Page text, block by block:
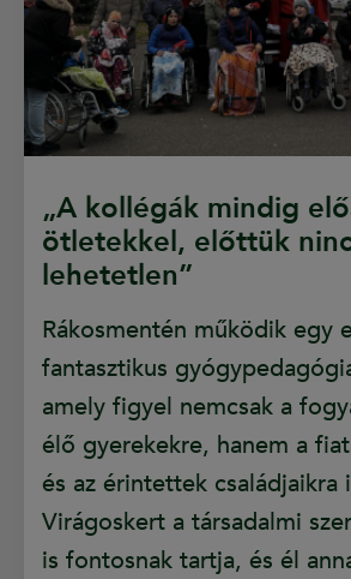
„A kollégák mindig
ötletekkel, előttük
lehetetlen”
Rákosmentén működik egy
fantasztikus
amely figyel nemcsak a
élő gyerekekre, hanem a
és az érintettek családjaikra
Virágoskert a társadalmi
is fontosnak tartja, és él